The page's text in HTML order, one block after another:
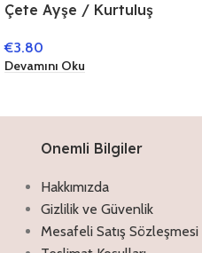
Çete Ayşe / Kurtuluş
€3.80
Devamını Oku
Onemli Bilgiler
Hakkımızda
Gizlilik ve Güvenlik
Mesafeli Satış Sözleşmesi